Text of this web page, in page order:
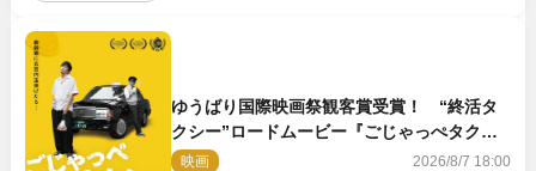
ゆうばり国際映画祭観客賞受賞！ “終活タ
クシー”ロードムービー『ごじゃっぺタクシ
ー』10月公開＆予告解禁
映画 2026/8/7 18:00